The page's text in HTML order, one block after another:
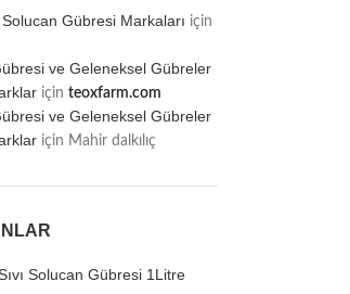
Gübresi Markaları için
ve Geleneksel Gübreler
için teoxfarm.com
ve Geleneksel Gübreler
için Mahir dalkılıç
Solucan Gübresi 1Litre